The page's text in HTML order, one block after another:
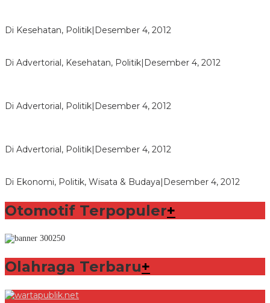
Di Kesehatan, Politik Desember 4, 2012
Di Advertorial, Kesehatan, Politik Desember 4, 2012
Di Advertorial, Politik Desember 4, 2012
Di Advertorial, Politik Desember 4, 2012
Di Ekonomi, Politik, Wisata & Budaya Desember 4, 2012
Otomotif Terpopuler+
Olahraga Terbaru+